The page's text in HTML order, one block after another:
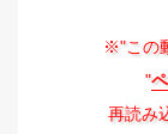
※"この
"
再読み